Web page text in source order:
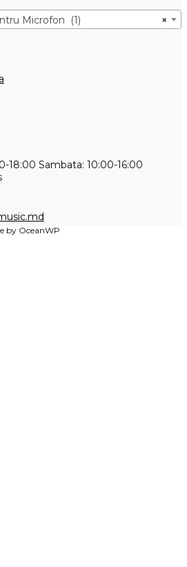
×
Microfon (1)
18:00 Sambata: 10:00-16:00
in
by OceanWP